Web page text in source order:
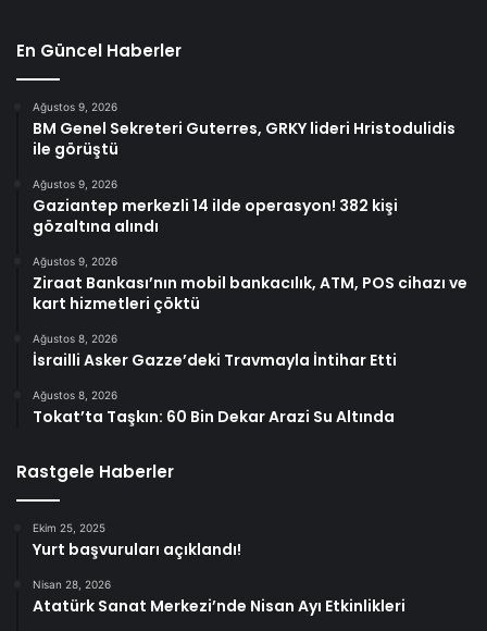
En Güncel Haberler
Ağustos 9, 2026
BM Genel Sekreteri Guterres, GRKY lideri Hristodulidis
ile görüştü
Ağustos 9, 2026
Gaziantep merkezli 14 ilde operasyon! 382 kişi
gözaltına alındı
Ağustos 9, 2026
Ziraat Bankası’nın mobil bankacılık, ATM, POS cihazı ve
kart hizmetleri çöktü
Ağustos 8, 2026
İsrailli Asker Gazze’deki Travmayla İntihar Etti
Ağustos 8, 2026
Tokat’ta Taşkın: 60 Bin Dekar Arazi Su Altında
Rastgele Haberler
Ekim 25, 2025
Yurt başvuruları açıklandı!
Nisan 28, 2026
Atatürk Sanat Merkezi’nde Nisan Ayı Etkinlikleri